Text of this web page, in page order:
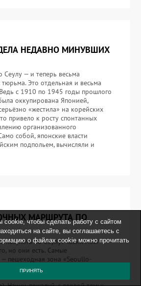
НЕДАВНО МИНУВШИХ
Сеулу — и теперь весьма
Это отдельная и весьма
с 1910 по 1945 годы прошлого
оккупирована Японией,
«жестила» на корейских
привело к росту спонтанных
организованного
собой, японские власти
подпольем, вычисляли и
МАРШРУТА ПО
погулять по Сеулу? Таких мест
но они есть. Самые
пешеходная зона «Seoullo-
зона вдоль ручья с простым и
чтобы сделать работу с сайтом
на сайте, вы соглашаетесь с
о файлах cookie можно прочитать
ПРИНЯТЬ